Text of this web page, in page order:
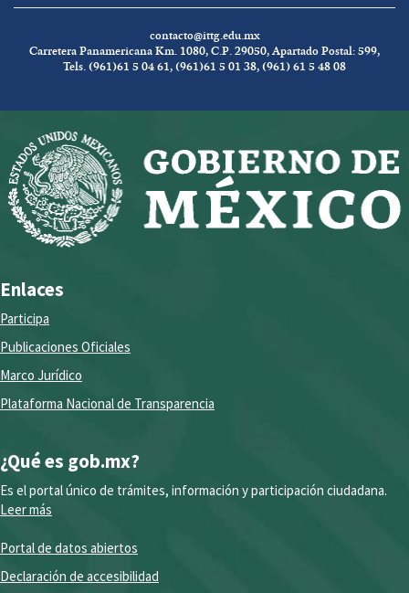
contacto@ittg.edu.mx
Carretera Panamericana Km. 1080, C.P. 29050, Apartado Postal: 599,
Tels. (961)61 5 04 61, (961)61 5 01 38, (961) 61 5 48 08
Enlaces
Participa
Publicaciones Oficiales
Marco Jurídico
Plataforma Nacional de Transparencia
¿Qué es gob.mx?
Es el portal único de trámites, información y participación ciudadana.
Leer más
Portal de datos abiertos
Declaración de accesibilidad